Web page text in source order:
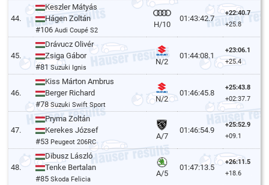
44.
Keszler Mátyás
Hágen Zoltán
#106Audi Coupé S2
H/10
01:43:42.7
+22:40.7
+25.8
45.
Drávucz Olivér
Zsiga Gábor
#81Suzuki Ignis
N/2
01:44:08.1
+23:06.1
+25.4
46.
Kiss Márton Ambrus
Berger Richard
#78Suzuki Swift Sport
N/2
01:46:45.8
+25:43.8
+02:37.7
47.
Pryma Zoltán
Kerekes József
#53 Peugeot 206RC
A/7
01:46:54.9
+25:52.9
+09.1
48.
Dibusz László
Tenke Bertalan
#85Skoda Felicia
A/5
01:47:13.5
+26:11.5
+18.6